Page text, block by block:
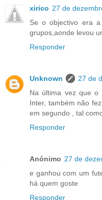
xirico 27 de
Se o objectivo era
grupos,aonde levou
Responder
Unknown
27 de
Na última vez que o
Inter, também não
em segundo , tal
Responder
Anónimo 27 de
e ganhou com um
há quem goste
Responder